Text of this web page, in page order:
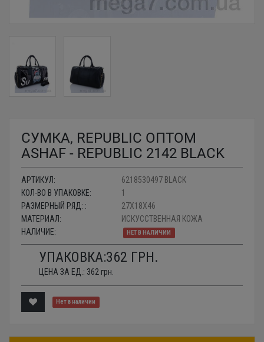
СУМКА, REPUBLIC ОПТОМ
ASHAF - REPUBLIC 2142 BLACK
АРТИКУЛ:
6218530497 BLACK
КОЛ-ВО В УПАКОВКЕ:
1
РАЗМЕРНЫЙ РЯД: :
27X18X46
МАТЕРИАЛ:
ИСКУССТВЕННАЯ КОЖА
НАЛИЧИЕ:
НЕТ В НАЛИЧИИ
УПАКОВКА:362 ГРН.
ЦЕНА ЗА ЕД.: 362 грн.
Нет в наличии